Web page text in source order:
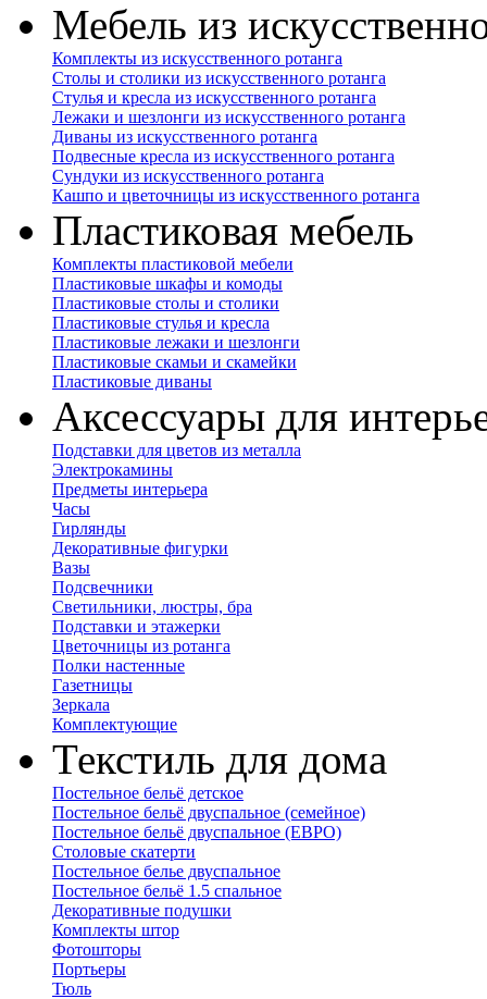
Мебель из
Комплекты из искусственного ротанга
Столы и столики из искусственного ротанга
Стулья и кресла из искусственного ротанга
Лежаки и шезлонги из искусственного ротанга
Диваны из искусственного ротанга
Подвесные кресла из искусственного ротанга
Сундуки из искусственного ротанга
Кашпо и цветочницы из искусственного ротанга
Пластиковая мебель
Комплекты пластиковой мебели
Пластиковые шкафы и комоды
Пластиковые столы и столики
Пластиковые стулья и кресла
Пластиковые лежаки и шезлонги
Пластиковые скамьи и скамейки
Пластиковые диваны
Аксессуары для
Подставки для цветов из металла
Электрокамины
Предметы интерьера
Часы
Гирлянды
Декоративные фигурки
Вазы
Подсвечники
Светильники, люстры, бра
Подставки и этажерки
Цветочницы из ротанга
Полки настенные
Газетницы
Зеркала
Комплектующие
Текстиль для дома
Постельное бельё детское
Постельное бельё двуспальное (семейное)
Постельное бельё двуспальное (ЕВРО)
Столовые скатерти
Постельное белье двуспальное
Постельное бельё 1.5 спальное
Декоративные подушки
Комплекты штор
Фотошторы
Портьеры
Тюль